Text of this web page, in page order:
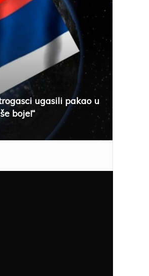
ugasili pakao u
boje!“